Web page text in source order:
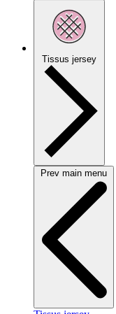
Tissus jersey
Prev main menu